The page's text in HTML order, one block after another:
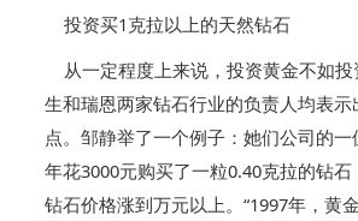
投资买1克拉以上的天然钻石
从一定程度上来说，投资黄金不如投
生和瑞恩两家钻石行业的负责人均表示
点。邹静举了一个例子：她们公司的一
年花3000元购买了一粒0.40克拉的钻
钻石价格涨到万元以上。“1997年，黄